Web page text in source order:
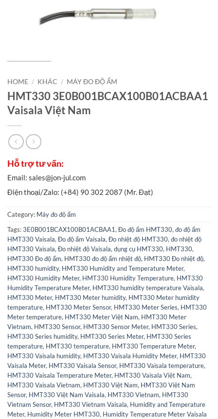
HOME / KHÁC / MÁY ĐO ĐỘ ẨM
HMT330 3E0B001BCAX100B01ACBAA1
Vaisala Việt Nam
Category: Máy đo độ ẩm
Tags:3E0B001BCAX100B01ACBAA1,Đo độ ẩm HMT330,đo độ ẩm
HMT330 Vaisala,Đo độ ẩm Vaisala,Đo nhiệt độ HMT330,đo nhiệt độ
HMT330 Vaisala,Đo nhiệt độ Vaisala,dụng cụ HMT330, HMT330,
HMT330 Đo độ ẩm, HMT330 đo độ ẩm nhiệt độ, HMT330 Đo nhiệt độ,
HMT330 humidity, HMT330 Humidity and Temperature Meter,
HMT330 Humidity Meter, HMT330 Humidity Temperature, HMT330
Humidity Temperature Meter, HMT330 humidity temperature Vaisala,
HMT330 Meter, HMT330 Meter humidity, HMT330 Meter humidity
temperature, HMT330 Meter Sensor, HMT330 Meter Series, HMT330
Meter temperature, HMT330 Meter Việt Nam, HMT330 Meter
Vietnam, HMT330 Sensor, HMT330 Sensor Meter, HMT330 Series,
HMT330 Series humidity, HMT330 Series Meter, HMT330 Series
temperature, HMT330 temperature, HMT330 Temperature Meter,
HMT330 Vaisala humidity, HMT330 Vaisala Humidity Meter, HMT330
Vaisala Meter, HMT330 Vaisala Sensor, HMT330 Vaisala temperature,
HMT330 Vaisala Temperature Meter, HMT330 Vaisala Việt Nam,
HMT330 Vaisala Vietnam, HMT330 Việt Nam, HMT330 Việt Nam
Sensor, HMT330 Việt Nam Vaisala, HMT330 Vietnam, HMT330
Vietnam Sensor, HMT330 Vietnam Vaisala, Humidity and Temperature
Meter, Humidity Meter HMT330, Humidity Temperature Meter Vaisala